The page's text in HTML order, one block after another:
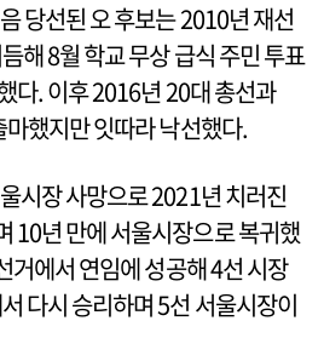
당선된 오 후보는 2010년 재선
해 8월 학교 무상 급식 주민 투표
다. 이후 2016년 20대 총선과
했지만 잇따라 낙선했다.
시장 사망으로 2021년 치러진
10년 만에 서울시장으로 복귀했
거에서 연임에 성공해 4선 시장
다시 승리하며 5선 서울시장이